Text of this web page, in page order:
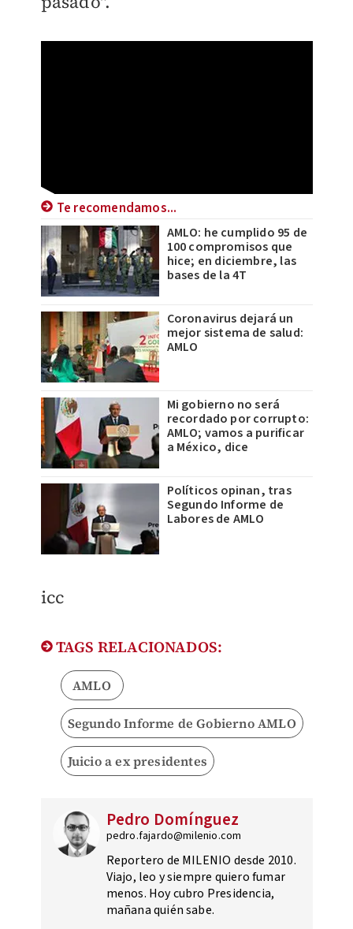
Te recomendamos...
AMLO: he cumplido 95 de
100 compromisos que
hice; en diciembre, las
bases de la 4T
Coronavirus dejará un
mejor sistema de salud:
AMLO
Mi gobierno no será
recordado por corrupto:
AMLO; vamos a purificar
a México, dice
Políticos opinan, tras
Segundo Informe de
Labores de AMLO
icc
TAGS RELACIONADOS:
AMLO
Segundo Informe de Gobierno AMLO
Juicio a ex presidentes
Pedro Domínguez
pedro.fajardo@milenio.com
Reportero de MILENIO desde 2010.
Viajo, leo y siempre quiero fumar
menos. Hoy cubro Presidencia,
mañana quién sabe.